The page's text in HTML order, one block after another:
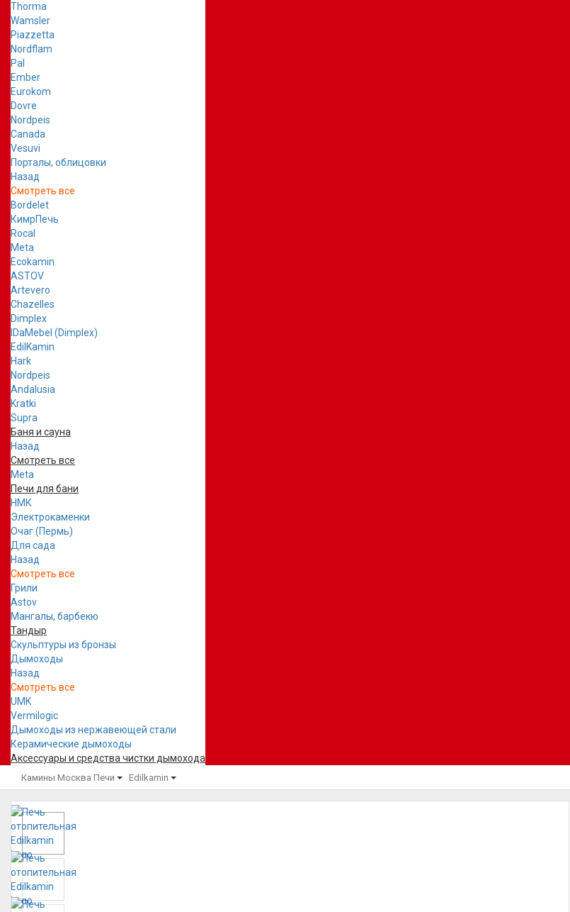
Thorma
Wamsler
Piazzetta
Nordflam
Pal
Ember
Eurokom
Dovre
Nordpeis
Canada
Vesuvi
Порталы, облицовки
Назад
Смотреть все
Bordelet
КимрПечь
Rocal
Meta
Ecokamin
ASTOV
Artevero
Chazelles
Dimplex
IDaMebel (Dimplex)
EdilKamin
Hark
Nordpeis
Andalusia
Kratki
Supra
Баня и сауна
Назад
Смотреть все
Meta
Печи для бани
НМК
Электрокаменки
Очаг (Пермь)
Для сада
Назад
Смотреть все
Грили
Astov
Мангалы, барбекю
Тандыр
Скульптуры из бронзы
Дымоходы
Назад
Смотреть все
UMK
Vermilogic
Дымоходы из нержавеющей стали
Керамические дымоходы
Аксессуары и средства чистки дымохода
Камины Москва Печи Edilkamin